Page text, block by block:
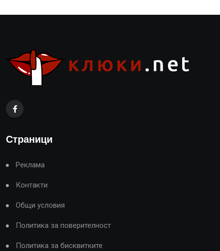
Страници
Реклама
Контакти
Общи условия
Политика за поверителност
Политика за бисквитките